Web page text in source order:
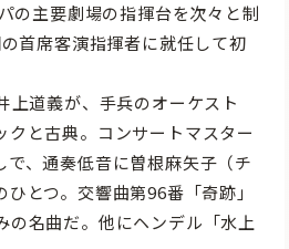
の主要劇場の指揮台を次々と制
首席客演指揮者に就任して初
道義が、手兵のオーケスト
と古典。コンサートマスター
、通奏低音に曽根麻矢子（チ
とつ。交響曲第96番「奇跡」
の名曲だ。他にヘンデル「水上